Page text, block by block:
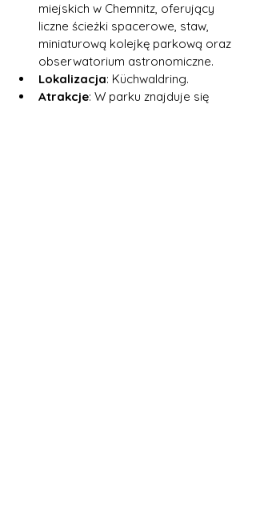
miejskich w Chemnitz, oferujący
liczne ścieżki spacerowe, staw,
miniaturową kolejkę parkową oraz
obserwatorium astronomiczne.
Lokalizacja: Küchwaldring.
Atrakcje: W parku znajduje się